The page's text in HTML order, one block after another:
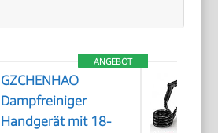
ANGEBOT
GZCHENHAO
Dampfreiniger
Handgerät mit 18-